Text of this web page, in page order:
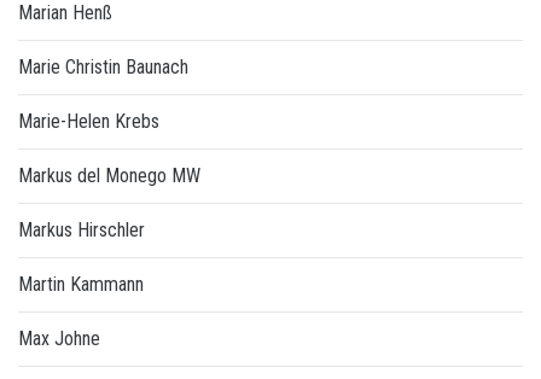
Marian Henß
Marie Christin Baunach
Marie-Helen Krebs
Markus del Monego MW
Markus Hirschler
Martin Kammann
Max Johne